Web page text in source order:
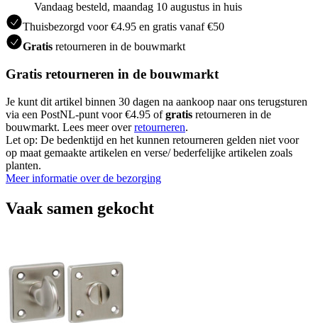
Vandaag besteld, maandag 10 augustus in huis
Thuisbezorgd voor €4.95 en gratis vanaf €50
Gratis retourneren in de bouwmarkt
Gratis retourneren in de bouwmarkt
Je kunt dit artikel binnen 30 dagen na aankoop naar ons terugsturen
via een PostNL-punt voor €4.95 ofgratis retourneren in de
bouwmarkt. Lees meer overretourneren.
Let op: De bedenktijd en het kunnen retourneren gelden niet voor
op maat gemaakte artikelen en verse/ bederfelijke artikelen zoals
planten.
Meer informatie over de bezorging
Vaak samen gekocht